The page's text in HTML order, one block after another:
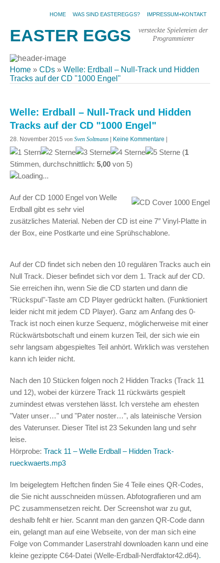
HOME WAS SIND EASTEREGGS? IMPRESSUM+KONTAKT
EASTER EGGS
versteckte Spielereien der
Programmierer
Home » CDs » Welle: Erdball – Null-Track und Hidden
Tracks auf der CD "1000 Engel"
Welle: Erdball – Null-Track und Hidden
Tracks auf der CD "1000 Engel"
28. November 2015 von Sven Soltmann Keine Kommentare
(1
Stimmen, durchschnittlich: 5,00 von 5)
Loading...
Auf der CD 1000 Engel von Welle
Erdball gibt es sehr viel
zusätzliches Material. Neben der CD ist eine 7″ Vinyl-Platte in
der Box, eine Postkarte und eine Sprühschablone.
Auf der CD findet sich neben den 10 regulären Tracks auch ein
Null Track. Dieser befindet sich vor dem 1. Track auf der CD.
Sie erreichen ihn, wenn Sie die CD starten und dann die
"Rückspul"-Taste am CD Player gedrückt halten. (Funktioniert
leider nicht mit jedem CD Player). Ganz am Anfang des 0-
Track ist noch einen kurze Sequenz, möglicherweise mit einer
Rückwärtsbotschaft und einem kurzen Teil, der sich wie ein
sehr langsam abgespieltes Teil anhört. Wirklich was verstehen
kann ich leider nicht.
Nach den 10 Stücken folgen noch 2 Hidden Tracks (Track 11
und 12), wobei der kürzere Track 11 rückwärts gespielt
zumindest etwas verstehen lässt. Ich verstehe am ehesten
"Vater unser…" und "Pater noster…", als lateinische Version
des Vaterunser. Dieser Titel ist 23 Sekunden lang und sehr
leise.
Hörprobe: Track 11 – Welle Erdball – Hidden Track-
rueckwaerts.mp3
Im beigelegtem Heftchen finden Sie 4 Teile eines QR-Codes,
die Sie nicht ausschneiden müssen. Abfotografieren und am
PC zusammensetzen reicht. Der Screenshot war zu gut,
deshalb fehlt er hier. Scannt man den ganzen QR-Code dann
ein, gelangt man auf eine Webseite, von der man sich eine
Folge von Commander Laserstrahl downloaden kann und eine
kleine gezippte C64-Datei (Welle-Erdball-Nerdfaktor42.d64).